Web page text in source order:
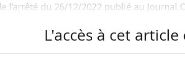
l’arrêté du 26/12/2022 publié au Journal
12/2022, qui modifie l’arrêté du 10/
L'accès à cet